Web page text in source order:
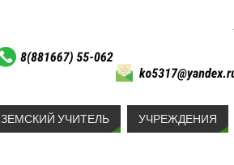
ЗЕМСКИЙ УЧИТЕЛЬ УЧРЕЖДЕНИЯ